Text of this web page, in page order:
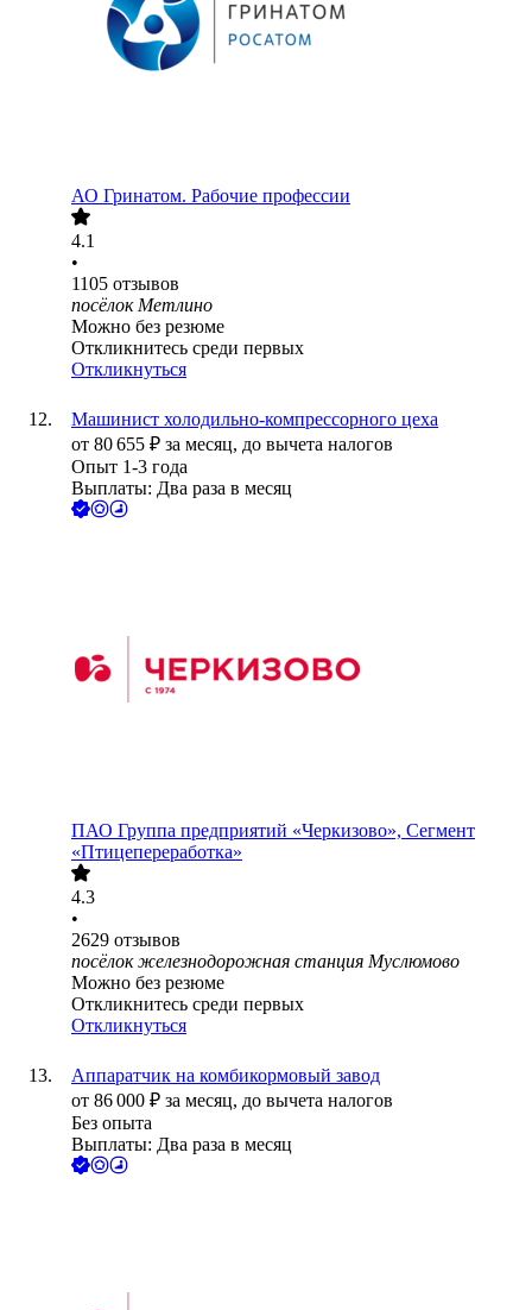
АО Гринатом. Рабочие профессии
4.1
•
1105 отзывов
посёлок Метлино
Можно без резюме
Откликнитесь среди первых
Откликнуться
Машинист холодильно-компрессорного цеха
от 80 655 ₽ за месяц, до вычета налогов
Опыт 1-3 года
Выплаты: Два раза в месяц
ПАО Группа предприятий «Черкизово», Сегмент
«Птицепереработка»
4.3
•
2629 отзывов
посёлок железнодорожная станция Муслюмово
Можно без резюме
Откликнитесь среди первых
Откликнуться
Аппаратчик на комбикормовый завод
от 86 000 ₽ за месяц, до вычета налогов
Без опыта
Выплаты: Два раза в месяц